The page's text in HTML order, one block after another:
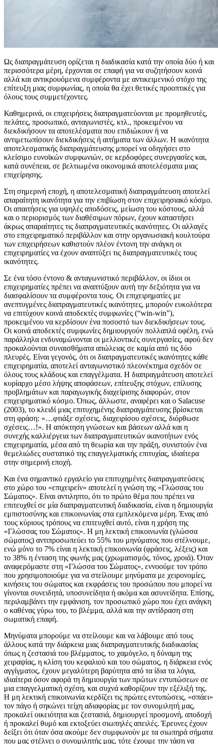
Ως διαπραγμάτευση ορίζεται η διαδικασία κατά την οποία δύο ή και
περισσότερα μέρη, έρχονται σε επαφή για να συζητήσουν κοινά
αλλά και αντικρουόμενα συμφέροντα με αντικειμενικό στόχο της
επίτευξη μιας συμφωνίας, η οποία θα έχει θετικές προοπτικές για
όλους τους συμμετέχοντες.
Καθημερινά, οι επιχειρήσεις διαπραγματεύονται με προμηθευτές,
πελάτες, προσωπικό, ανταγωνιστές, κτλ., προκειμένου να
διεκδικήσουν τα αποτελέσματα που επιδιώκουν ή να
αντιμετωπίσουν διεκδικήσεις ή αιτήματα των άλλων. Η ικανότητα
αποτελεσματικής διαπραγμάτευσης μπορεί να οδηγήσει στο
κλείσιμο ευνοϊκών συμφωνιών, σε κερδοφόρες συνεργασίες και,
κατά συνέπεια, σε βελτιωμένα οικονομικά αποτελέσματα μιας
επιχείρησης.
Στη σημερινή εποχή, η αποτελεσματική διαπραγμάτευση αποτελεί
απαραίτητη ικανότητα για την επιβίωση στον επιχειρησιακό κόσμο.
Οι απαιτήσεις για υψηλές αποδόσεις, μείωση του κόστους, αλλά
και ο περιορισμός των διαθέσιμων πόρων, έχουν καταστήσει
άκρως απαραίτητες τις διαπραγματευτικές ικανότητες. Οι αλλαγές
στο επιχειρηματικό περιβάλλον και στην οργανωσιακή κουλτούρα
των επιχειρήσεων καθιστούν πλέον έντονη την ανάγκη οι
επιχειρηματίες να έχουν αναπτύξει τις διαπραγματευτικές τους
ικανότητες.
Σε ένα τόσο έντονο & ανταγωνιστικό περιβάλλον, οι ίδιοι οι
επιχειρηματίες πρέπει να αναπτύξουν αυτή την δεξιότητα για να
διασφαλίσουν τα συμφέροντα τους. Οι επιχειρηματίες με
ανεπτυγμένες διαπραγματευτικές ικανότητες, μπορούν ευκολότερα
να επιτύχουν κοινά αποδεκτές συμφωνίες (“win-win”),
προκειμένου να κερδίσουν ένα ποσοστό των διεκδικήσεων τους.
Οι κοινά αποδεκτές συμφωνίες δημιουργούν πολλαπλά οφέλη, ενώ
παράλληλα ενδυναμώνονται οι μελλοντικές συνεργασίες, αφού δεν
προκαλούνται συναισθήματα απώλειας σε καμία από τις δύο
πλευρές. Είναι γεγονός, ότι οι διαπραγματευτικές ικανότητες κάθε
επιχειρηματία, αποτελεί ανταγωνιστικό πλεονέκτημα σχεδόν σε
όλους τους κλάδους και επαγγέλματα. Η διαπραγμάτευση αποτελεί
κυρίαρχο μέσο λήψης αποφάσεων, επίτευξης στόχων, επίλυσης
προβλημάτων και παραγωγικής διαχείρισης διαφορών, στον
επιχειρηματικό κόσμο. Όπως, άλλωστε, αναφέρει και ο Salacuse
(2003), το κλειδί μιας επιτυχημένης διαπραγμάτευσης βρίσκεται
στη φράση: «…φτιάξε σχέσεις, διαχειρίσου σχέσεις, διόρθωσε
σχέσεις…!». Η απόκτηση γνώσεων και βάσεων αλλά και η
συνεχής καλλιέργεια των διαπραγματευτικών ικανοτήτων ενός
επιχειρηματία, μέσα από τη θεωρία και την πράξη, συνιστούν ένα
θεμελιώδες συστατικό της επαγγελματικής επιτυχίας, ιδιαίτερα
στην σημερινή εποχή.
Και ένα σημαντικό εργαλείο για επιτυχημένες διαπραγματεύσεις
στo χώρο του «επιχειρείν» αποτελεί η γνώση της «Γλώσσας του
Σώματος». Είναι αντιληπτο, ότι το πρώτο θέμα που πρέπει να
επιτευχθεί σε μία διαπραγματευτική διαδικασία, είναι η δημιουργία
εμπιστοσύνης και επικοινωνίας στα εμπλεκόμενα μέρη. Ένας από
τους κύριους τρόπους να επιτευχθεί αυτό, είναι η χρήση της
«Γλώσσας του Σώματος». Η μη λεκτική επικοινωνία (γλώσσα
σώματος) αντιπροσωπεύει το 55% του μηνύματος που στέλνουμε,
ενώ μόνο το 7% είναι η λεκτική επικοινωνία (φράσεις, λέξεις) και
το 38% η ένταση της φωνής μας (χρωματισμός, τόνος, χροιά). Όταν
αναφερόμαστε στη «Γλώσσα του Σώματος», εννοούμε τον τρόπο
που χρησιμοποιούμε για να στείλουμε μηνύματα με χειρονομίες,
κινήσεις του σώματος και εκφράσεις του προσώπου που μπορεί να
γίνονται συνειδητά, υποσυνείδητα ή ακόμα και ασυνείδητα. Επίσης,
περιλαμβάνει την εμφάνιση, τον προσωπικό χώρο που έχει ανάγκη
ο καθένας γύρω του, το βλέμμα, αλλά και την αντίδραση στη
σωματική επαφή.
Μηνύματα μπορούμε να στείλουμε και να λάβουμε από τους
άλλους κατά την διάρκεια μιας διαπραγματευτικής διαδικασίας
όπως η ζεστασιά του βλέμματος, το χαμόγελο, η δύναμη της
χειραψίας, η κλίση του κεφαλιού και του σώματος, η διάρκεια ενός
αγγίγματος, έχουν μεγαλύτερη βαρύτητα από τα ίδια τα λόγια,
ιδιαίτερα όσον αφορά τη δημιουργία των πρώτων εντυπώσεων σε
μια επαγγελματική σχέση, και συχνά καθορίζουν την εξέλιξή της.
Η μη λεκτική επικοινωνία κερδίζει τις πρώτες εντυπώσεις, «σπάει»
τον πάγο ή σηκώνει τείχη αδιαφορίας με τον συνομιλητή μας,
προκαλεί οικειότητα και ζεστασιά, δημιουργεί προσμονή, αποδοχή
ή προκαλεί θυμό και εκτοξεύει σιωπηλές απειλές. Έρευνες έχουν
δείξει ότι όταν όσα ακούμε δεν συμφωνούν με τα σιωπηρά σήματα
που μας στέλνει ο συνομιλητής μας, τότε έχουμε την τάση να